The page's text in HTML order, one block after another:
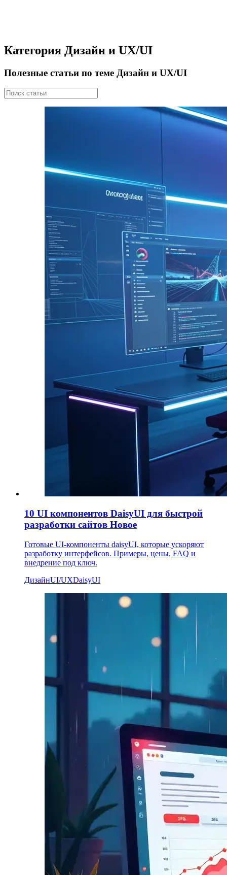
Категория Дизайн и UX/UI
Полезные статьи по теме Дизайн и UX/UI
10 UI компонентов DaisyUI для быстрой
разработки сайтов Новое
Готовые UI-компоненты daisyUI, которые ускоряют
разработку интерфейсов. Примеры, цены, FAQ и
внедрение под ключ.
ДизайнUI/UXDaisyUI